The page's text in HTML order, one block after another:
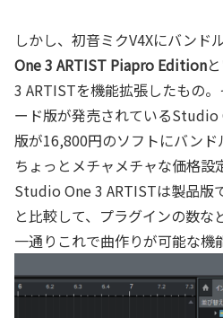
しかし、初音ミクV4Xにバンド
One 3 ARTIST Piapro Edition
3 ARTISTを機能拡張したもの
ード版が発売されているStudio
版が16,800円のソフトにバンド
ちょっとメチャメチャな価格設
Studio One 3 ARTISTは製品版
と比較して、プラグインの数な
一通りこれで曲作りが可能な機